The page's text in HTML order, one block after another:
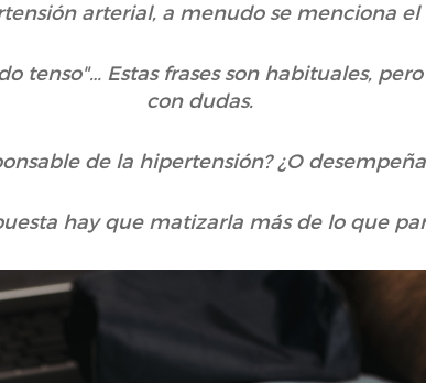
arterial, a menudo se menciona el
tenso"… Estas frases son habituales,
con dudas.
de la hipertensión? ¿O
hay que matizarla más de lo que